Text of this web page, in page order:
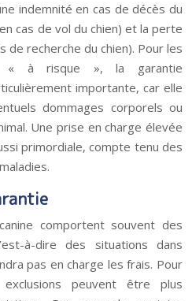
indemnité en cas de décès du
cas de vol du chien) et la perte
de recherche du chien). Pour les
« à risque », la garantie
importante, car elle
dommages corporels ou
Une prise en charge élevée
primordiale, compte tenu des
comportent souvent des
à-dire des situations dans
pas en charge les frais. Pour
peuvent être plus